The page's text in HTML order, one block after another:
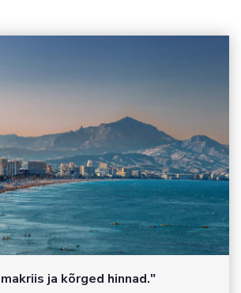
ja kõrged hinnad."